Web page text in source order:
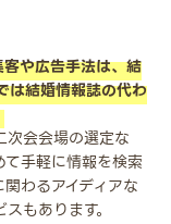
や広告手法は、結
は結婚情報誌の代わ
次会会場の選定な
手軽に情報を検索
わるアイディアな
もあります。